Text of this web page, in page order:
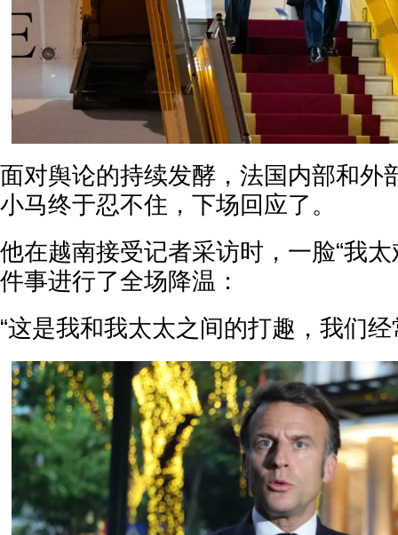
面对舆论的持续发酵，法国内部和外
小马终于忍不住，下场回应了。
他在越南接受记者采访时，一脸“我
件事进行了全场降温：
“这是我和我太太之间的打趣，我们经